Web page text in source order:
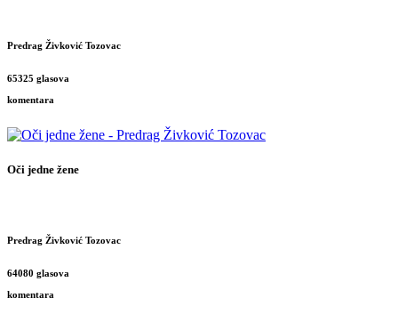
Predrag Živković Tozovac
65325 glasova
komentara
Oči jedne žene
Predrag Živković Tozovac
64080 glasova
komentara